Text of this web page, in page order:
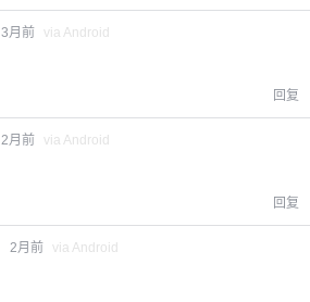
3月前 via Android
回复
2月前 via Android
回复
2月前 via Android